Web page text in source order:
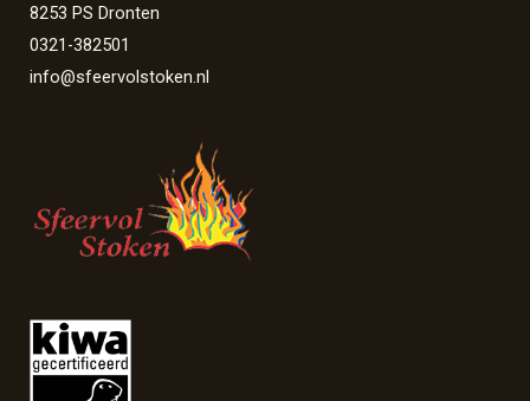
8253 PS Dronten
0321-382501
info@sfeervolstoken.nl